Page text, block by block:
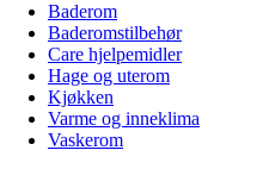
Baderom
Baderomstilbehør
Care hjelpemidler
Hage og uterom
Kjøkken
Varme og inneklima
Vaskerom